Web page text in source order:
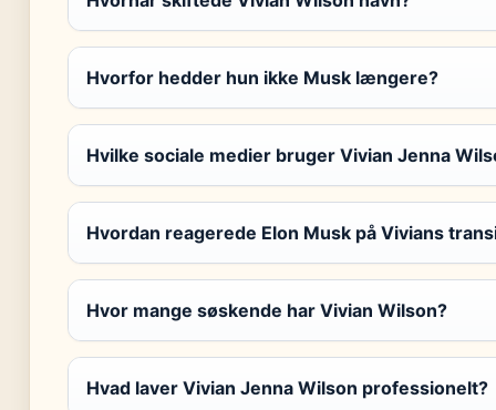
Hvorfor hedder hun ikke Musk længere?
Hvilke sociale medier bruger Vivian Jenna
Hvordan reagerede Elon Musk på Vivians
Hvor mange søskende har Vivian Wilson?
Hvad laver Vivian Jenna Wilson professionelt?